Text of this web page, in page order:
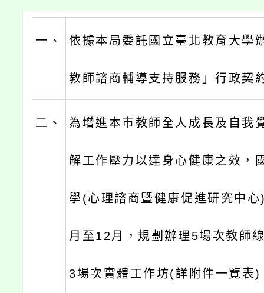
一、 依據本局委託國立臺北教育大學
教師諮商輔導支持服務」行政契
二、 為增進本市教師全人成長及自我
解工作壓力以達身心健康之效，
學(心理諮商曁健康促進研究中
月至12月，規劃辦理5場次教師
3場次實體工作坊(詳附件一覽表